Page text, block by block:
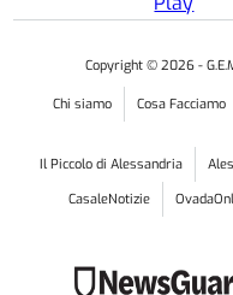
Copyright © 2026 -
Chi siamo Cosa Facciamo
Il Piccolo di Alessandria
CasaleNotizie